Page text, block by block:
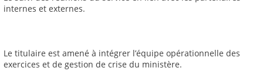
internes et externes.
Le titulaire est amené à intégrer l’équipe opérationnelle des
exercices et de gestion de crise du ministère.